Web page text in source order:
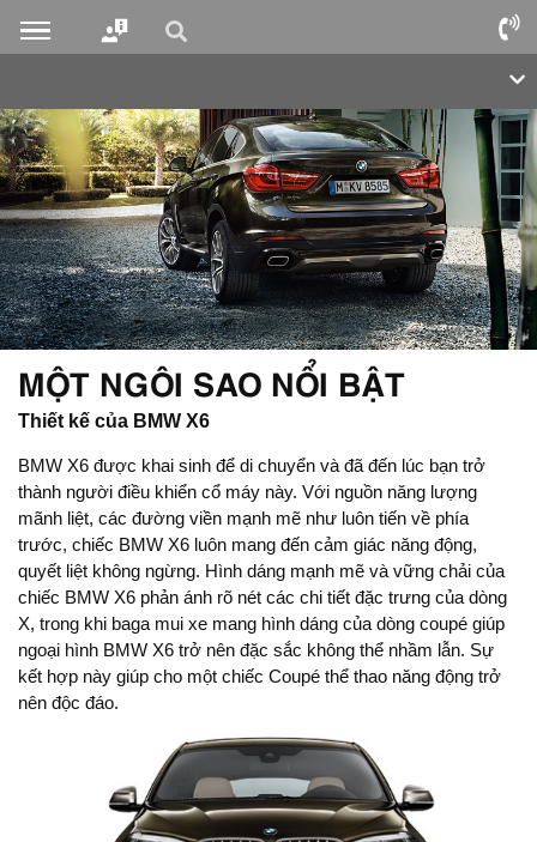
MỘT NGÔI SAO NỔI BẬT
Thiết kế của BMW X6
BMW X6 được khai sinh để di chuyển và đã đến lúc bạn trở
thành người điều khiển cổ máy này. Với nguồn năng lượng
mãnh liệt, các đường viền mạnh mẽ như luôn tiến về phía
trước, chiếc BMW X6 luôn mang đến cảm giác năng động,
quyết liệt không ngừng. Hình dáng mạnh mẽ và vững chải của
chiếc BMW X6 phản ánh rõ nét các chi tiết đặc trưng của dòng
X, trong khi baga mui xe mang hình dáng của dòng coupé giúp
ngoại hình BMW X6 trở nên đặc sắc không thể nhầm lẫn. Sự
kết hợp này giúp cho một chiếc Coupé thể thao năng động trở
nên độc đáo.